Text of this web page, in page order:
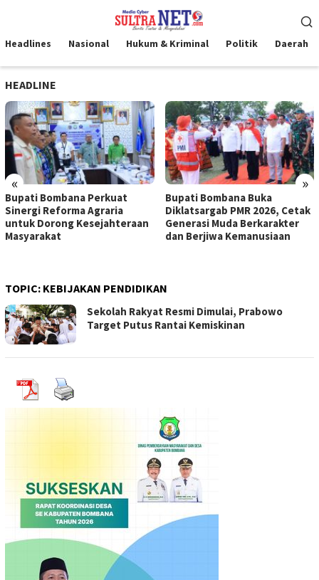
kontenMobile
Headlines Nasional Hukum & Kriminal Politik Daerah
HEADLINE
« »
Bupati Bombana Perkuat
Sinergi Reforma Agraria
untuk Dorong Kesejahteraan
Masyarakat
Bupati Bombana Buka
Diklatsargab PMR 2026, Cetak
Generasi Muda Berkarakter
dan Berjiwa Kemanusiaan
TOPIC: KEBIJAKAN PENDIDIKAN
Sekolah Rakyat Resmi Dimulai, Prabowo
Target Putus Rantai Kemiskinan